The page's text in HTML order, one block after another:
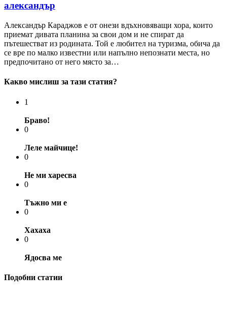
александър
Александър Караджов е от онези вдъхновяващи хора, които
приемат дивата планина за свои дом и не спират да
пътешестват из родината. Той е любител на туризма, обича да
се вре по малко известни или напълно непознати места, но
предпочитано от него място за…
Какво мислиш за тази статия?
1
Браво!
0
Леле майчице!
0
Не ми харесва
0
Тъжно ми е
0
Хахаха
0
Ядосва ме
Подобни статии